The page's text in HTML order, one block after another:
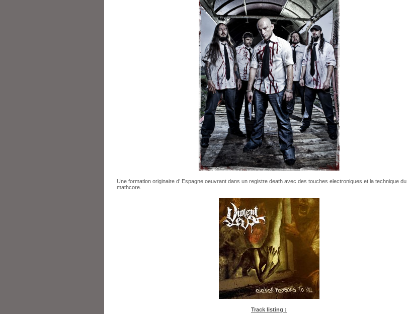
Une formation originaire d’ Espagne oeuvrant dans un registre death avec des touches electroniques et la technique du
mathcore.
Track listing :